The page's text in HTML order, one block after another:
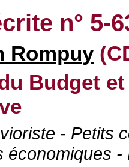
n° 5-
Rompuy
Budget
- Petits
économiques -